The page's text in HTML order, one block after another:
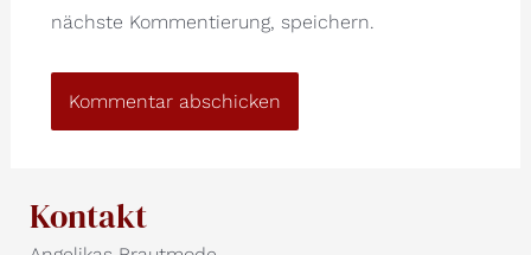
nächste Kommentierung, speichern.
Kontakt